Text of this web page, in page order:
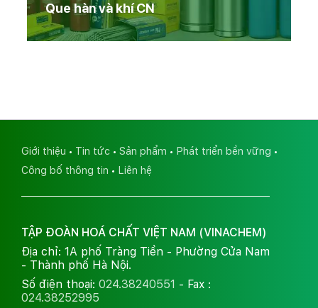
Que hàn và khí CN
Giới thiệu Tin tức Sản phẩm
Phát triển bền vững
Công bố thông tin
Liên hệ
TẬP ĐOÀN HOÁ CHẤT VIỆT NAM (VINACHEM)
Địa chỉ: 1A phố Tràng Tiền - Phường Cửa Nam
- Thành phố Hà Nội.
Số điện thoại: 024.38240551 - Fax :
024.38252995